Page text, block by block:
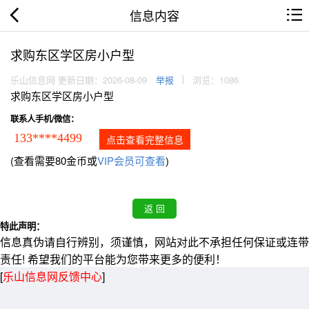
信息内容
求购东区学区房小户型
乐山信息网 更新日期：2026-08-09 举报 浏览：1086
求购东区学区房小户型
联系人手机/微信：
133****4499 点击查看完整信息
(查看需要80金币或VIP会员可查看)
特此声明：
信息真伪请自行辨别，须谨慎，网站对此不承担任何保证或连带
责任! 希望我们的平台能为您带来更多的便利！
[乐山信息网反馈中心]